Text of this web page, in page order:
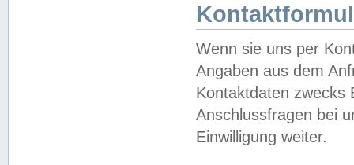
Wenn sie uns per
Angaben aus dem
Kontaktdaten zwecks
Anschlussfragen bei
Einwilligung weiter.